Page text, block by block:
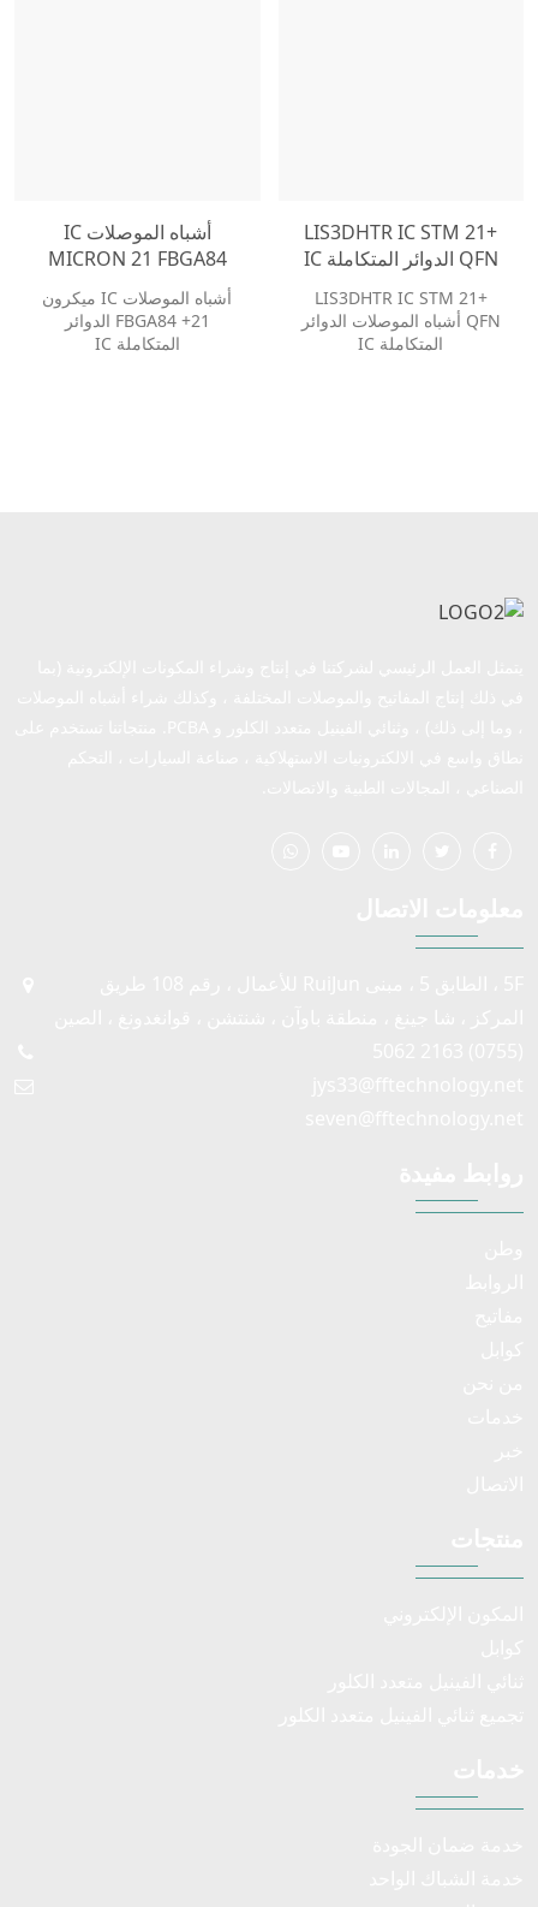
LIS3DHTR IC STM 21+
QFN الدوائر المتكاملة IC
LIS3DHTR IC STM 21+
QFN أشباه الموصلات الدوائر
المتكاملة IC
أشباه الموصلات IC
MICRON 21 FBGA84
الدوائر المتكاملة IC
أشباه الموصلات IC ميكرون
21+ FBGA84 الدوائر
المتكاملة IC